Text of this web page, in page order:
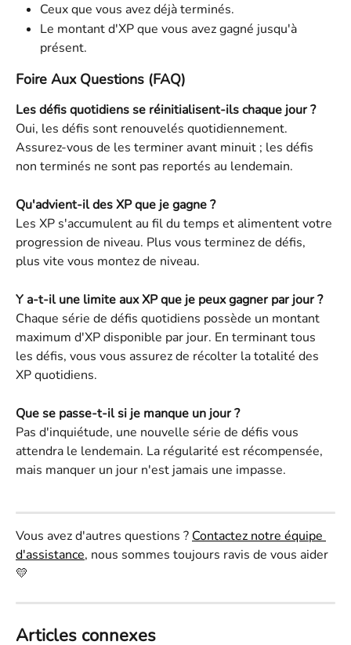
Ceux que vous avez déjà terminés.
Le montant d'XP que vous avez gagné jusqu'à
présent.
Foire Aux Questions (FAQ)
Les défis quotidiens se réinitialisent-ils chaque jour ?
Oui, les défis sont renouvelés quotidiennement.
Assurez-vous de les terminer avant minuit ; les défis
non terminés ne sont pas reportés au lendemain.
Qu'advient-il des XP que je gagne ?
Les XP s'accumulent au fil du temps et alimentent votre
progression de niveau. Plus vous terminez de défis,
plus vite vous montez de niveau.
Y a-t-il une limite aux XP que je peux gagner par jour ?
Chaque série de défis quotidiens possède un montant
maximum d'XP disponible par jour. En terminant tous
les défis, vous vous assurez de récolter la totalité des
XP quotidiens.
Que se passe-t-il si je manque un jour ?
Pas d'inquiétude, une nouvelle série de défis vous
attendra le lendemain. La régularité est récompensée,
mais manquer un jour n'est jamais une impasse.
Vous avez d'autres questions ? Contactez notre équipe
d'assistance, nous sommes toujours ravis de vous aider
💛
Articles connexes